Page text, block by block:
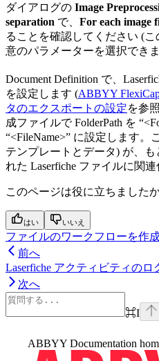
ダイアログの Image
separation で、 For each image
ることを確認してください (
意のパラメーターを選択できま
Document Definition で、
を設定します (ABBYY
タのエクスポートの設定を参
成ファイルで FolderPath を
“<FileName>” に設定します。
テンプレートとデータ) が、も
れた Laserfiche ファイルに関連
このページは役に立ちました
はい いいえ
ファイルのワークフローを作
前へ
Laserfiche アクティビティのロ
次へ
⌘I
ABBYY Documentation